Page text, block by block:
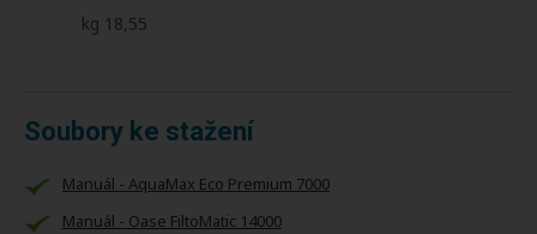
kg 18,55
Soubory ke stažení
Manuál - AquaMax Eco Premium 7000
Manuál - Oase FiltoMatic 14000